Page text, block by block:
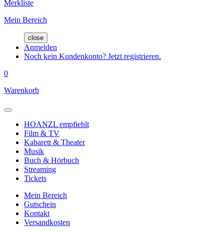
Merkliste
Mein Bereich
close
Anmelden
Noch kein Kundenkonto? Jetzt registrieren.
0
Warenkorb
HOANZL empfiehlt
Film & TV
Kabarett & Theater
Musik
Buch & Hörbuch
Streaming
Tickets
Mein Bereich
Gutschein
Kontakt
Versandkosten